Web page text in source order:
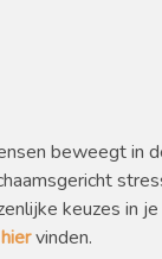
beweegt in
keuzes in
hiervinden.